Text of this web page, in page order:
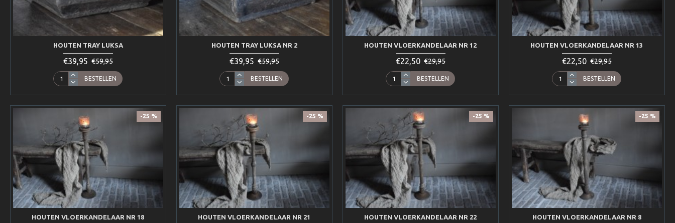
HOUTEN TRAY LUKSA
€39,95 €59,95
BESTELLEN
HOUTEN TRAY LUKSA NR 2
€39,95 €59,95
BESTELLEN
HOUTEN VLOERKANDELAAR NR 12
€22,50 €29,95
BESTELLEN
HOUTEN VLOERKANDELAAR NR 13
€22,50 €29,95
BESTELLEN
-25 %
HOUTEN VLOERKANDELAAR NR 18
-25 %
HOUTEN VLOERKANDELAAR NR 21
-25 %
HOUTEN VLOERKANDELAAR NR 22
-25 %
HOUTEN VLOERKANDELAAR NR 8